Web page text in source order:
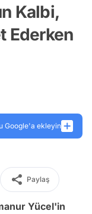
Kalbi,
Ederken
Google'a ekleyin
Paylaş
Yücel'in